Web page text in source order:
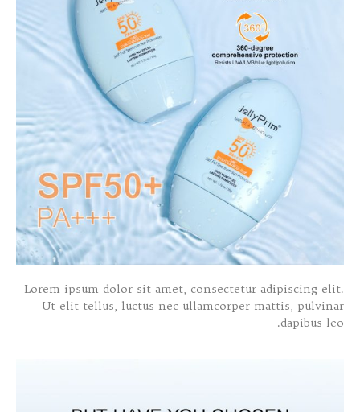
Lorem ipsum dolor sit amet, consectetur adipiscing elit.
Ut elit tellus, luctus nec ullamcorper mattis, pulvinar
dapibus leo.